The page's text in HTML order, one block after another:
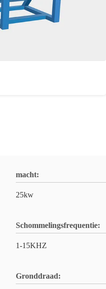
macht:
25kw
Schommelingsfrequentie:
1-15KHZ
Gronddraad: